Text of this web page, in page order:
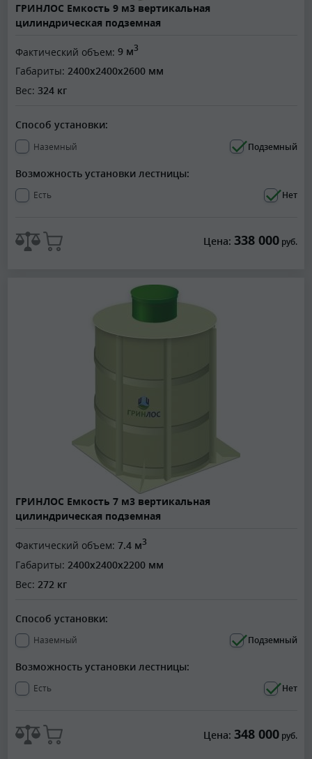
ГРИНЛОС Емкость 9 м3 вертикальная
цилиндрическая подземная
Фактический объем: 9 м3
Габариты: 2400x2400x2600 мм
Вес: 324 кг
Способ установки:
Наземный Подземный
Возможность установки лестницы:
Есть Нет
Цена: 338 000руб.
ГРИНЛОС Емкость 7 м3 вертикальная
цилиндрическая подземная
Фактический объем: 7.4 м3
Габариты: 2400x2400x2200 мм
Вес: 272 кг
Способ установки:
Наземный Подземный
Возможность установки лестницы:
Есть Нет
Цена: 348 000руб.